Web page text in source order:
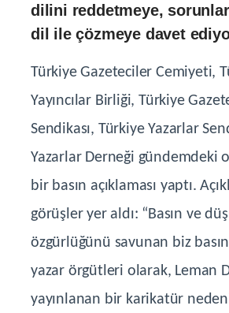
dilini reddetmeye,
dil ile çözmeye davet
Türkiye Gazeteciler Cemiyeti,
Yayıncılar Birliği, Türkiye
Sendikası, Türkiye Yazarlar
Yazarlar Derneği gündemdeki
bir basın açıklaması yaptı.
görüşler yer aldı: “Basın ve
özgürlüğünü savunan biz
yazar örgütleri olarak, Leman
yayınlanan bir karikatür